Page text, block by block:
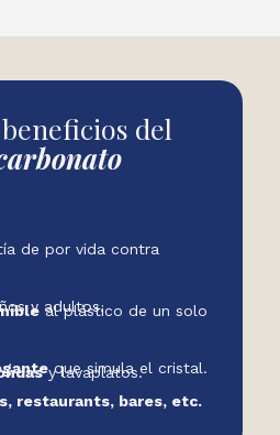
del
de por vida contra
y adultos.
al plástico de un solo
que simula el cristal.
y lavaplatos.
restaurants, bares, etc.